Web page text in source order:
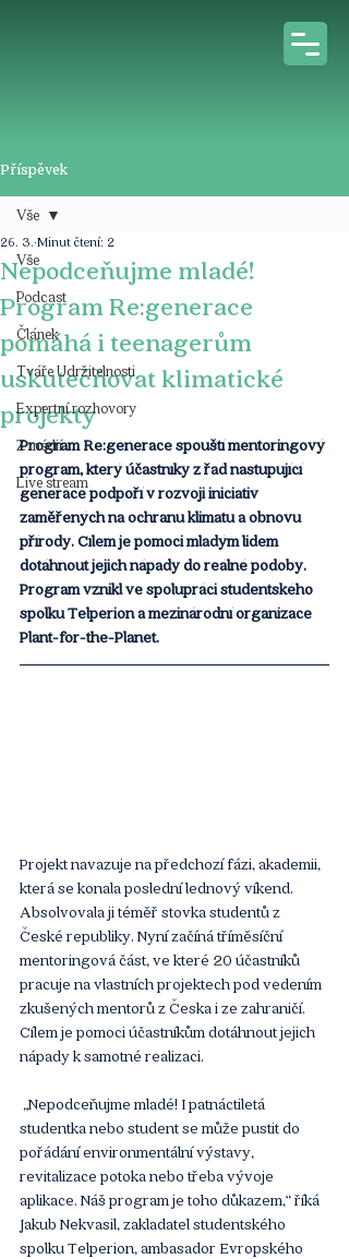
Příspěvek
Vše
Podcast
Článek
Tváře Udržitelnosti
Expertní rozhovory
Z médií
Live stream
Vše
Nepodceňujme mladé!
Program Re:generace
pomáhá i teenagerům
uskutečňovat klimatické
projekty
26. 3. Minut čtení: 2
Program Re:generace spouští mentoringový
program, který účastníky z řad nastupující
generace podpoří v rozvoji iniciativ
zaměřených na ochranu klimatu a obnovu
přírody. Cílem je pomoci mladým lidem
dotáhnout jejich nápady do reálné podoby.
Program vznikl ve spolupráci studentského
spolku Telperion a mezinárodní organizace
Plant-for-the-Planet.
Projekt navazuje na předchozí fázi, akademii,
která se konala poslední lednový víkend.
Absolvovala ji téměř stovka studentů z
České republiky. Nyní začíná tříměsíční
mentoringová část, ve které 20 účastníků
pracuje na vlastních projektech pod vedením
zkušených mentorů z Česka i ze zahraničí.
Cílem je pomoci účastníkům dotáhnout jejich
nápady k samotné realizaci.
„Nepodceňujme mladé! I patnáctiletá
studentka nebo student se může pustit do
pořádání environmentální výstavy,
revitalizace potoka nebo třeba vývoje
aplikace. Náš program je toho důkazem,“ říká
Jakub Nekvasil, zakladatel studentského
spolku Telperion, ambasador Evropského